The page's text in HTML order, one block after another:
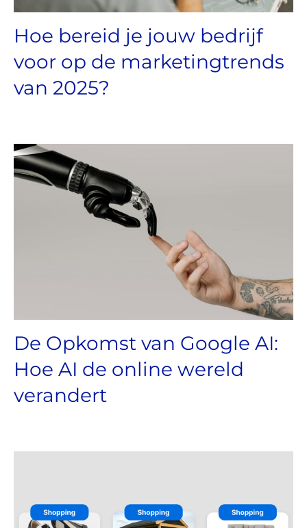
Hoe bereid je jouw bedrijf
voor op de marketingtrends
van 2025?
De Opkomst van Google AI:
Hoe AI de online wereld
verandert